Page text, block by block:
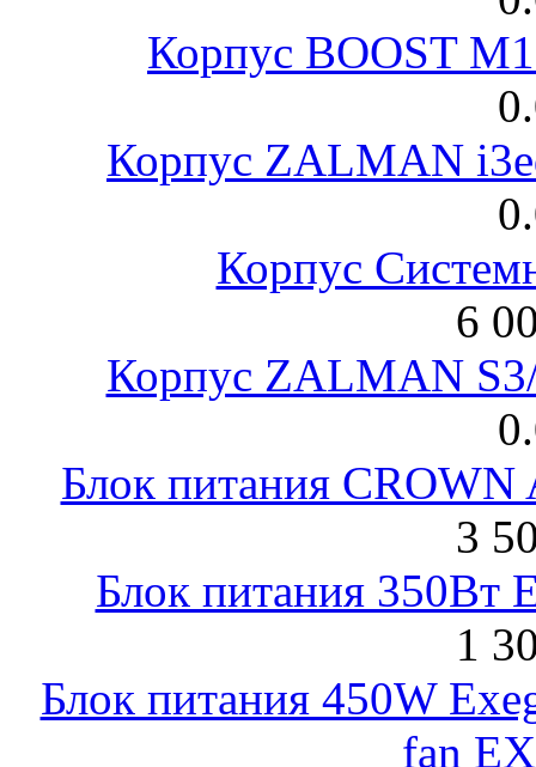
Корпус BOOST
Корпус ZALMAN
Корпус
6
Корпус ZALMAN
Блок питания
3
Блок питания 350Вт
1
Блок питания 450W
fan